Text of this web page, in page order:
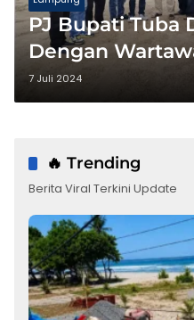
PJ Bupati Tuba
Dengan
7 Juli 2024
🔥 Trending
Berita Viral Terkini Update